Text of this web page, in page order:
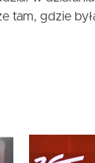
tam, gdzie